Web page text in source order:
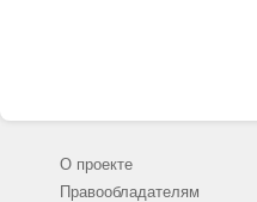
О проекте
Правообладателям